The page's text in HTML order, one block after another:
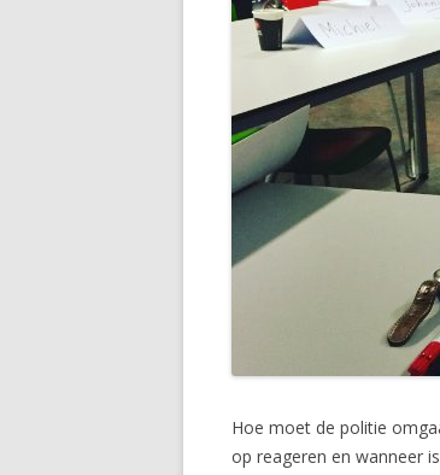
Hoe moet de politie
op reageren en wanneer